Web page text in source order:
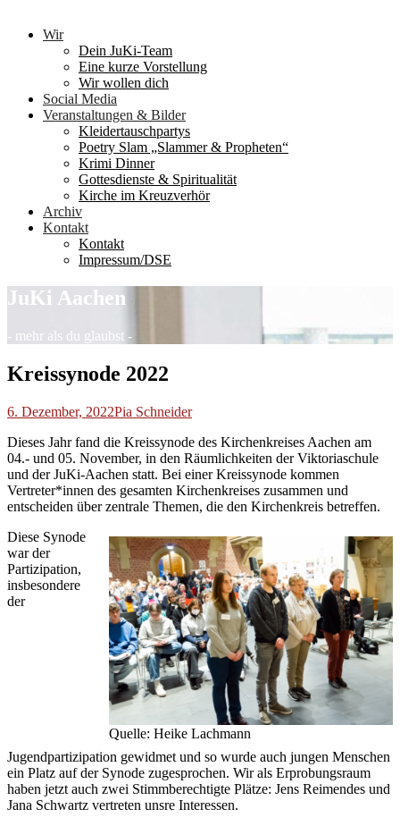
Wir
Dein JuKi-Team
Eine kurze Vorstellung
Wir wollen dich
Social Media
Veranstaltungen & Bilder
Kleidertauschpartys
Poetry Slam „Slammer & Propheten“
Krimi Dinner
Gottesdienste & Spiritualität
Kirche im Kreuzverhör
Archiv
Kontakt
Kontakt
Impressum/DSE
JuKi Aachen
- mehr als du glaubst -
Kreissynode 2022
6. Dezember, 2022Pia Schneider
Dieses Jahr fand die Kreissynode des Kirchenkreises Aachen am
04.- und 05. November, in den Räumlichkeiten der Viktoriaschule
und der JuKi-Aachen statt. Bei einer Kreissynode kommen
Vertreter*innen des gesamten Kirchenkreises zusammen und
entscheiden über zentrale Themen, die den Kirchenkreis betreffen.
Quelle: Heike Lachmann
Diese Synode
war der
Partizipation,
insbesondere
der
Jugendpartizipation gewidmet und so wurde auch jungen Menschen
ein Platz auf der Synode zugesprochen. Wir als Erprobungsraum
haben jetzt auch zwei Stimmberechtigte Plätze: Jens Reimendes und
Jana Schwartz vertreten unsre Interessen.